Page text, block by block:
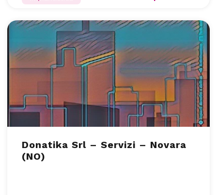
Donatika Srl – Servizi – Novara
(NO)